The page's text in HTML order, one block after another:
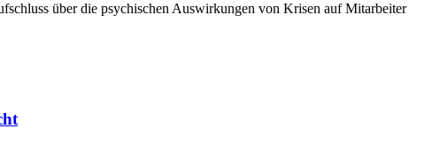
über die psychischen Auswirkungen von Krisen auf Mitarbeiter